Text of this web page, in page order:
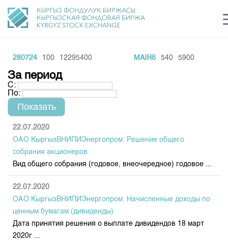
Финансовый рынок KG
О нас
Общая информация
Акционеры
Руководство
Внутренний аудитор
Комитеты
Участники торгов
Наши партнеры
Направления
Товарно-сырьевой сектор
Листинг
Центр раскрытия информации
Тарифы
Аналитика
Финансовый рынок KG
Нормативная база
Биржевая деятельность
Депозитарная деятельность
Центр раскрытия информации
Статистика торгов
Итоги последних торгов
Архив торгов
Индекс и Капитализация
Учебный центр
Общая информация
План работы на год
100 12295400 MAIR6 540 5900
За период
С:
По:
22.07.2020
ОАО КыргызВНИПИЭнергопром: Решение общего
собрания акционеров
Вид общего собрания (годовое, внеочередное) годовое ...
22.07.2020
ОАО КыргызВНИПИЭнергопром: Начисленные доходы по
ценным бумагам (дивиденды)
Дата принятия решения о выплате дивидендов 18 март
2020г ...